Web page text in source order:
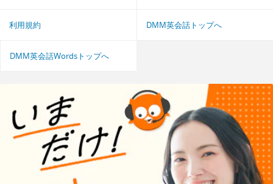
利用規約 DMM英会話トップへ
DMM英会話Wordsトップへ